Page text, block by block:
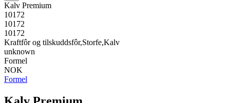
Kalv Premium
10172
10172
10172
Kraftfôr og tilskuddsfôr,Storfe,Kalv
unknown
Formel
NOK
Formel